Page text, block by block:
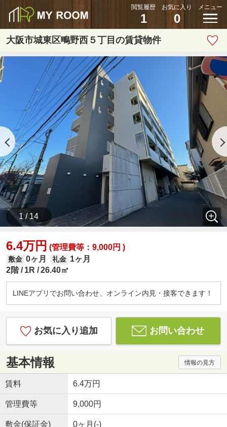
閲覧履歴
1
お気に入り
0
メニュー
大阪市城東区鴫野西５丁目の賃貸物件
1 / 14
6.4万円 (管理費等：9,000円 )
敷金 0ヶ月 礼金 1ヶ月
2階
1R 26.40㎡
LINEアプリでお問い合わせ、オンライン内見・接客できます！
お気に入り追加 お問い合わせ
基本情報 情報の見方
賃料 6.4万円
管理費等 9,000円
敷金(保証金) 0ヶ月(-)